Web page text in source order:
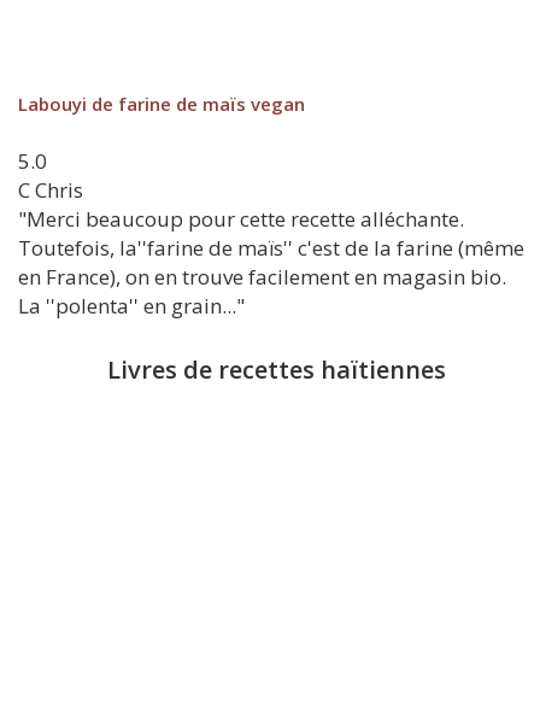
Labouyi de farine de maïs vegan
5.0
CChris
"Merci beaucoup pour cette recette alléchante.
Toutefois, la''farine de maïs'' c'est de la farine (même
en France), on en trouve facilement en magasin bio.
La ''polenta'' en grain..."
Livres de recettes haïtiennes